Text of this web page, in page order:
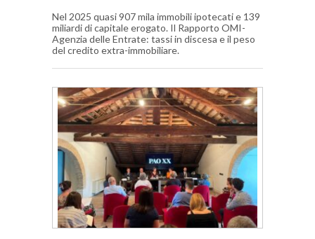
Nel 2025 quasi 907 mila immobili ipotecati e 139
miliardi di capitale erogato. Il Rapporto OMI-
Agenzia delle Entrate: tassi in discesa e il peso
del credito extra-immobiliare.